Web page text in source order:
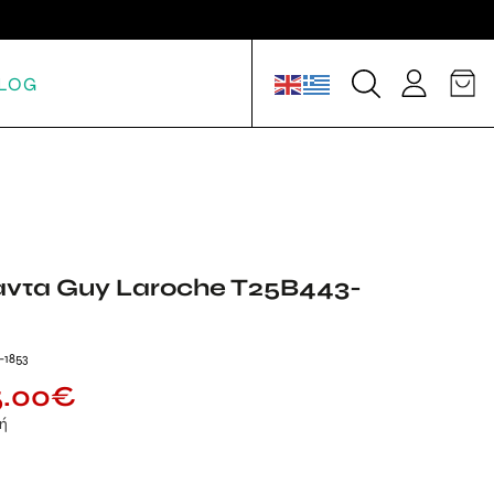
Guy Laroche T25B443-
€